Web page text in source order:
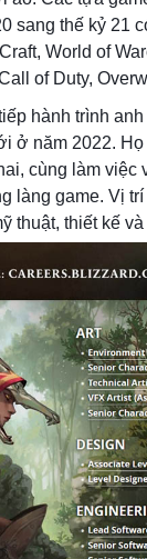
sang thế kỷ 21
World of
of Duty,
hành trình
ở năm 2022.
cùng làm
làng game. Vị
thuật, thiết kế và